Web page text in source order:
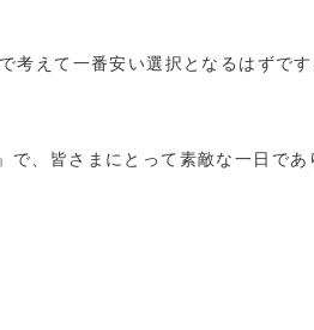
考えて一番安い選択となるはずです
で、皆さまにとって素敵な一日であ